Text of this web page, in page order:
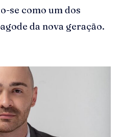
se como um dos
da nova geração.